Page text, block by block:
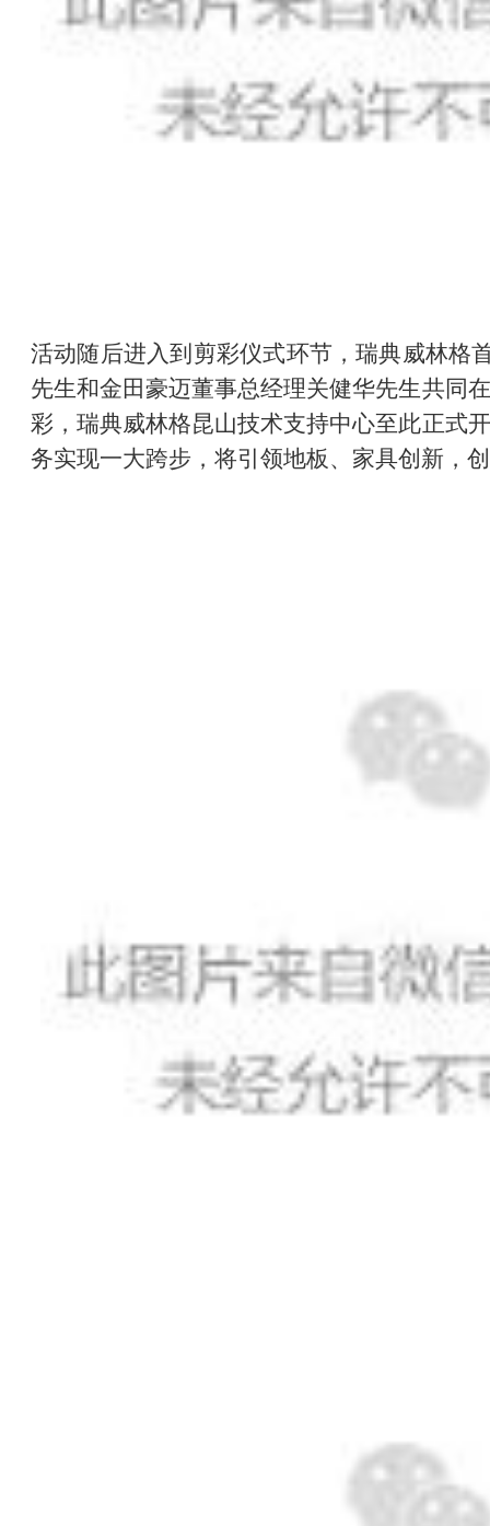
活动随后进入到剪彩仪式环节，瑞典威林格
先生和金田豪迈董事总经理关健华先生共同
彩，瑞典威林格昆山技术支持中心至此正式
务实现一大跨步，将引领地板、家具创新，